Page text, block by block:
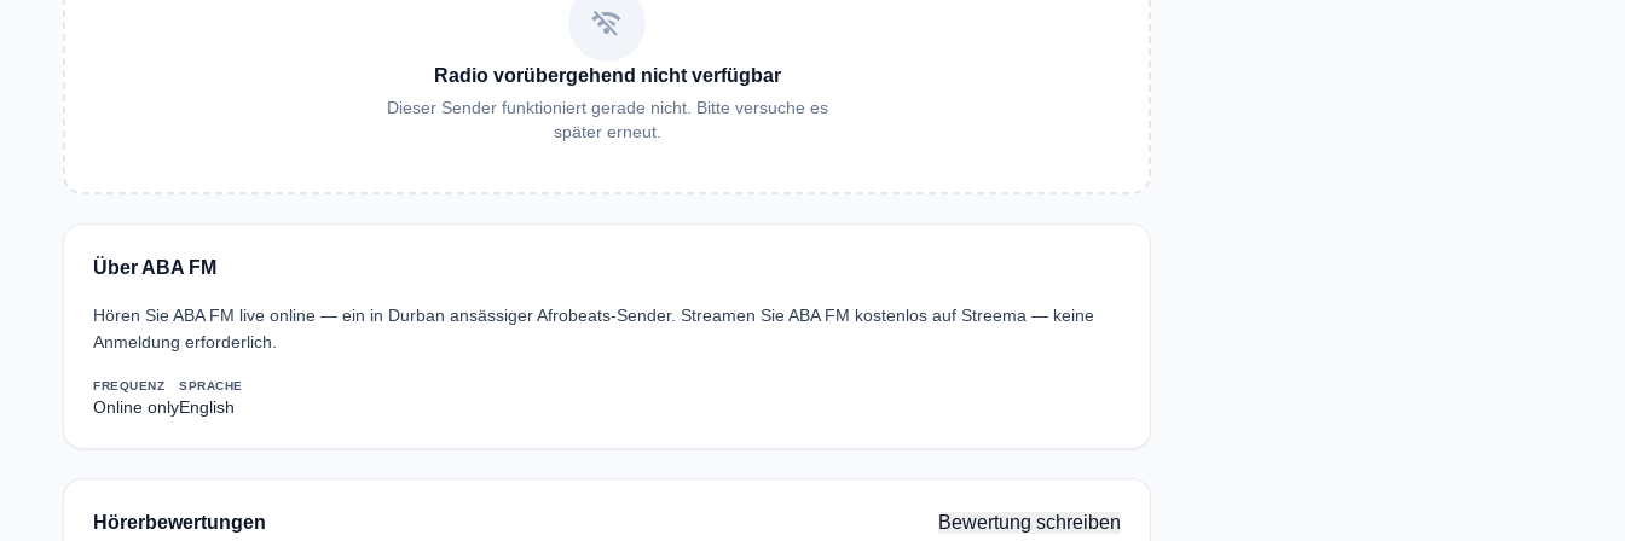
wifi_off
Radio vorübergehend nicht verfügbar
Dieser Sender funktioniert gerade nicht. Bitte versuche es
später erneut.
Über ABA FM
Hören Sie ABA FM live online — ein in Durban ansässiger Afrobeats-Sender. Streamen Sie ABA FM kostenlos auf Streema — keine
Anmeldung erforderlich.
FREQUENZ
Online only
SPRACHE
English
Hörerbewertungen Bewertung schreiben